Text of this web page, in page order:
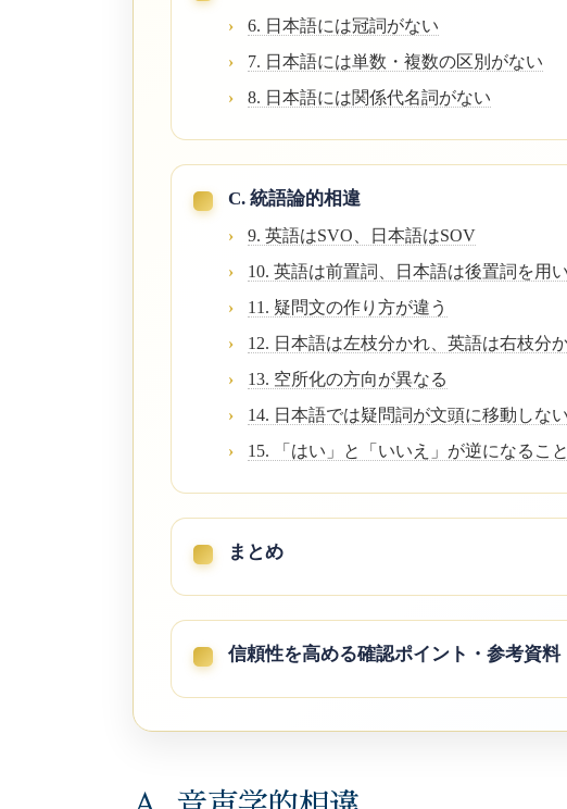
6. 日本語には冠詞がない
7. 日本語には単数・複数の区別がない
8. 日本語には関係代名詞がない
C. 統語論的相違
9. 英語はSVO、日本語はSOV
10. 英語は前置詞、日本語は後置詞を用
11. 疑問文の作り方が違う
12. 日本語は左枝分かれ、英語は右枝分
13. 空所化の方向が異なる
14. 日本語では疑問詞が文頭に移動しない
15. 「はい」と「いいえ」が逆になるこ
まとめ
信頼性を高める確認ポイント・参考資料